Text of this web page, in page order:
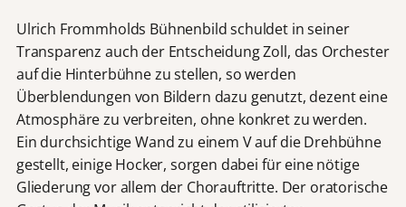
Ulrich Frommholds Bühnenbild schuldet in seiner
Transparenz auch der Entscheidung Zoll, das Orchester
auf die Hinterbühne zu stellen, so werden
Überblendungen von Bildern dazu genutzt, dezent eine
Atmosphäre zu verbreiten, ohne konkret zu werden.
Ein durchsichtige Wand zu einem V auf die Drehbühne
gestellt, einige Hocker, sorgen dabei für eine nötige
Gliederung vor allem der Chorauftritte. Der oratorische